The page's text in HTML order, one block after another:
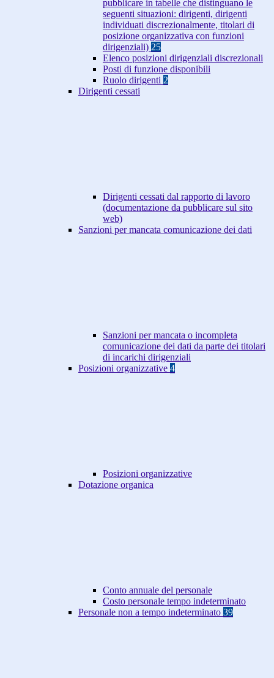
pubblicare in tabelle che distinguano le
seguenti situazioni: dirigenti, dirigenti
individuati discrezionalmente, titolari di
posizione organizzativa con funzioni
dirigenziali) 25
Elenco posizioni dirigenziali discrezionali
Posti di funzione disponibili
Ruolo dirigenti 2
Dirigenti cessati
Dirigenti cessati dal rapporto di lavoro
(documentazione da pubblicare sul sito
web)
Sanzioni per mancata comunicazione dei dati
Sanzioni per mancata o incompleta
comunicazione dei dati da parte dei titolari
di incarichi dirigenziali
Posizioni organizzative 4
Posizioni organizzative
Dotazione organica
Conto annuale del personale
Costo personale tempo indeterminato
Personale non a tempo indeterminato 39